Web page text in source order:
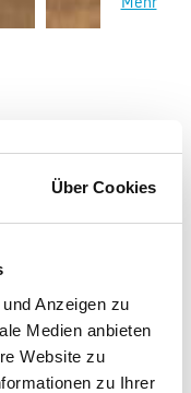
Über Cookies
Anzeigen zu
Medien anbieten
Website zu
zu Ihrer